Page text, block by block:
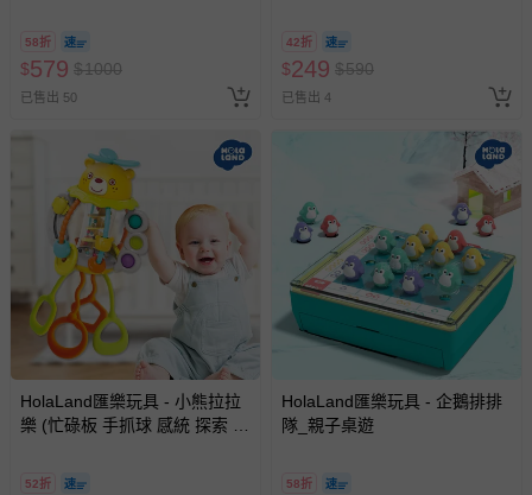
58折
$579 $1000
已售出 50
42折
$249 $590
已售出 4
HolaLand匯樂玩具 - 小熊拉拉
樂 (忙碌板 手抓球 感統 探索 啟
52折
HolaLand匯樂玩具 - 企鵝排排
隊_親子桌遊
58折